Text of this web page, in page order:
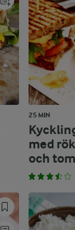
25 MIN
med
och